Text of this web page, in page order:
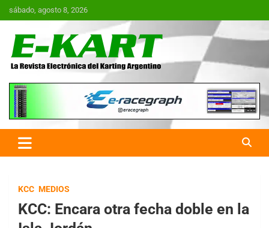
Saltar
al
sábado, agosto 8, 2026
E-Kart.com.ar | La Revista
Electrónica del Karting en
Argentina
KCC MEDIOS
KCC: Encara otra fecha doble en la